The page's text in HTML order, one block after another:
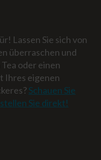
Lassen Sie sich von
überraschen und
oder einen
Ihres eigenen
Schauen Sie
Sie direkt!